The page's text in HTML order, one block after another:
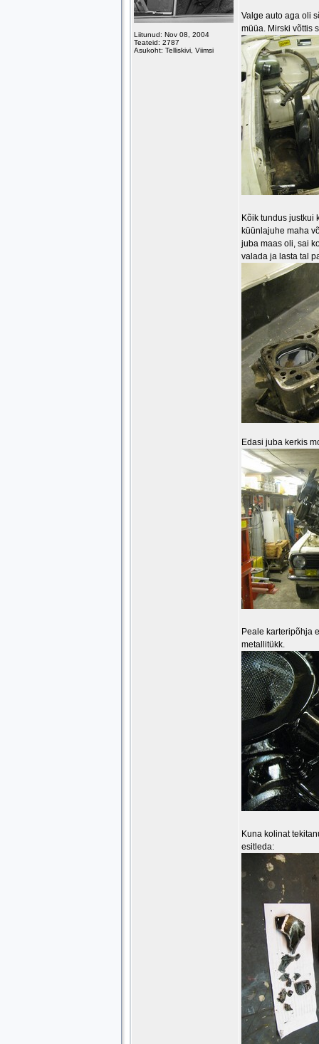
Liitunud: Nov 08, 2004
Teateid: 2787
Asukoht: Telliskivi, Viimsi
Valge auto aga oli
müüa. Mirski võttis
Kõik tundus justkui
küünlajuhe maha
juba maas oli, sai
valada ja lasta tal
Edasi juba kerkis
Peale karteripõhja
metallitükk.
Kuna kolinat
esitleda: